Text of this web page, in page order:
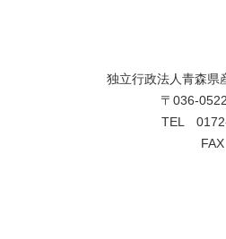
独立行政法人青森県
〒036-
TEL 0172-